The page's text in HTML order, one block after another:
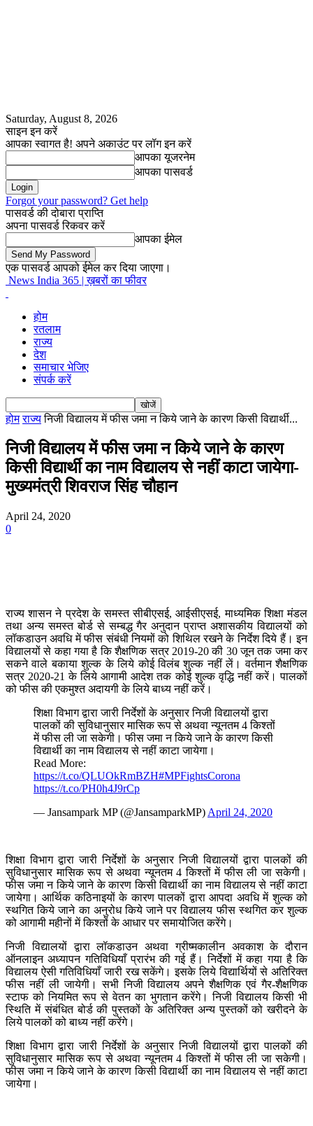
Saturday, August 8, 2026
साइन इन करें
आपका स्वागत है! अपने अकाउंट पर लॉग इन करें
आपका यूजरनेम
आपका पासवर्ड
Forgot your password? Get help
पासवर्ड की दोबारा प्राप्ति
अपना पासवर्ड रिकवर करें
आपका ईमेल
एक पासवर्ड आपको ईमेल कर दिया जाएगा।
News India 365 | ख़बरों का फीवर
होम
रतलाम
राज्य
देश
समाचार भेजिए
संपर्क करें
होम राज्य निजी विद्यालय में फीस जमा न किये जाने के कारण किसी विद्यार्थी...
निजी विद्यालय में फीस जमा न किये जाने के कारण
किसी विद्यार्थी का नाम विद्यालय से नहीं काटा जायेगा-
मुख्यमंत्री शिवराज सिंह चौहान
April 24, 2020
0
राज्य शासन ने प्रदेश के समस्त सीबीएसई, आईसीएसई, माध्यमिक शिक्षा मंडल
तथा अन्य समस्त बोर्ड से सम्बद्ध गैर अनुदान प्राप्त अशासकीय विद्यालयों को
लॉकडाउन अवधि में फीस संबंधी नियमों को शिथिल रखने के निर्देश दिये हैं। इन
विद्यालयों से कहा गया है कि शैक्षणिक सत्र 2019-20 की 30 जून तक जमा कर
सकने वाले बकाया शुल्क के लिये कोई विलंब शुल्‍क नहीं लें। वर्तमान शैक्षणिक
सत्र 2020-21 के लिये आगामी आदेश तक कोई शुल्क वृद्धि नहीं करें। पालकों
को फीस की एकमुश्त अदायगी के लिये बाध्य नहीं करें।
शिक्षा विभाग द्वारा जारी निर्देशों के अनुसार निजी विद्यालयों द्वारा
पालकों की सुविधानुसार मासिक रूप से अथवा न्यूनतम 4 किश्तों
में फीस ली जा सकेगी। फीस जमा न किये जाने के कारण किसी
विद्यार्थी का नाम विद्यालय से नहीं काटा जायेगा।
Read More:
https://t.co/QLUOkRmBZH#MPFightsCorona
https://t.co/PH0h4J9rCp
— Jansampark MP (@JansamparkMP) April 24, 2020
शिक्षा विभाग द्वारा जारी निर्देशों के अनुसार निजी विद्यालयों द्वारा पालकों की
सुविधानुसार मासिक रूप से अथवा न्यूनतम 4 किश्तों में फीस ली जा सकेगी।
फीस जमा न किये जाने के कारण किसी विद्यार्थी का नाम विद्यालय से नहीं काटा
जायेगा। आर्थिक कठिनाइयों के कारण पालकों द्वारा आपदा अवधि में शुल्क को
स्थगित किये जाने का अनुरोध किये जाने पर विद्यालय फीस स्थगित कर शुल्क
को आगामी महीनों में किश्‍तों के आधार पर समायोजित करेंगे।
निजी विद्यालयों द्वारा लॉकडाउन अथवा ग्रीष्मकालीन अवकाश के दौरान
ऑनलाइन अध्यापन गतिविधियाँ प्रारंभ की गई हैं। निर्देशों में कहा गया है कि
विद्यालय ऐसी गतिविधियाँ जारी रख सकेंगे। इसके लिये विद्यार्थियों से अतिरिक्त
फीस नहीं ली जायेगी। सभी निजी विद्यालय अपने शैक्षणिक एवं गैर-शैक्षणिक
स्टाफ को नियमित रूप से वेतन का भुगतान करेंगे। निजी विद्यालय किसी भी
स्थिति में संबंधित बोर्ड की पुस्तकों के अतिरिक्त अन्य पुस्तकों को खरीदने के
लिये पालकों को बाध्य नहीं करेंगे।
शिक्षा विभाग द्वारा जारी निर्देशों के अनुसार निजी विद्यालयों द्वारा पालकों की
सुविधानुसार मासिक रूप से अथवा न्यूनतम 4 किश्तों में फीस ली जा सकेगी।
फीस जमा न किये जाने के कारण किसी विद्यार्थी का नाम विद्यालय से नहीं काटा
जायेगा।